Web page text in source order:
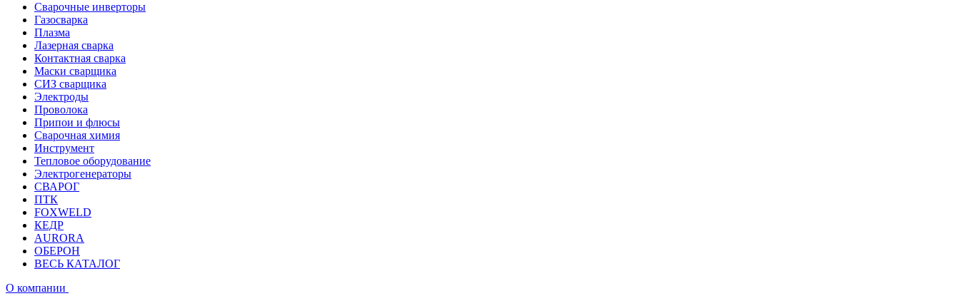
Сварочные инверторы
Газосварка
Плазма
Лазерная сварка
Контактная сварка
Маски сварщика
СИЗ сварщика
Электроды
Проволока
Припои и флюсы
Сварочная химия
Инструмент
Тепловое оборудование
Электрогенераторы
СВАРОГ
ПТК
FOXWELD
КЕДР
AURORA
ОБЕРОН
ВЕСЬ КАТАЛОГ
О компании